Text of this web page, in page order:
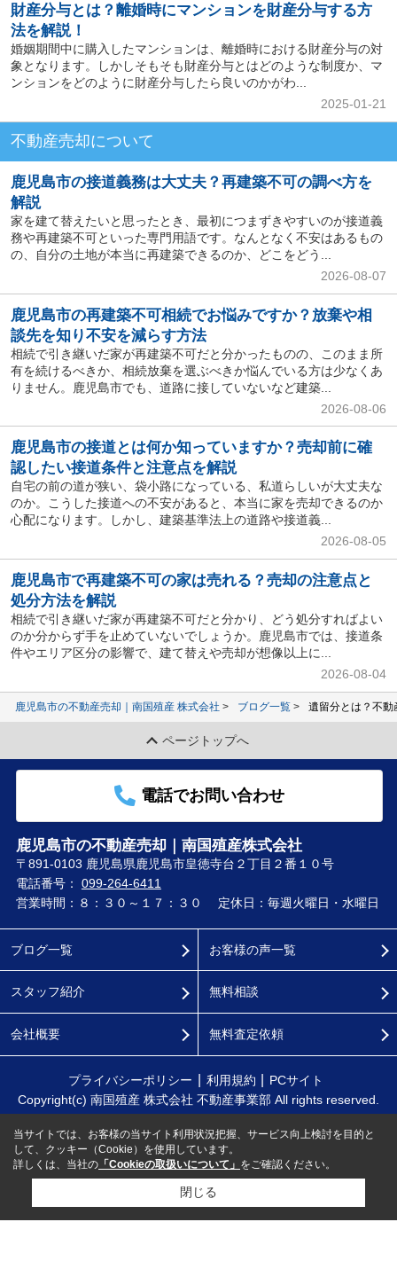
財産分与とは？離婚時にマンションを財産分与する方
法を解説！
婚姻期間中に購入したマンションは、離婚時における財産分与の対
象となります。しかしそもそも財産分与とはどのような制度か、マ
ンションをどのように財産分与したら良いのかがわ...
2025-01-21
不動産売却について
鹿児島市の接道義務は大丈夫？再建築不可の調べ方を
解説
家を建て替えたいと思ったとき、最初につまずきやすいのが接道義
務や再建築不可といった専門用語です。なんとなく不安はあるもの
の、自分の土地が本当に再建築できるのか、どこをどう...
2026-08-07
鹿児島市の再建築不可相続でお悩みですか？放棄や相
談先を知り不安を減らす方法
相続で引き継いだ家が再建築不可だと分かったものの、このまま所
有を続けるべきか、相続放棄を選ぶべきか悩んでいる方は少なくあ
りません。鹿児島市でも、道路に接していないなど建築...
2026-08-06
鹿児島市の接道とは何か知っていますか？売却前に確
認したい接道条件と注意点を解説
自宅の前の道が狭い、袋小路になっている、私道らしいが大丈夫な
のか。こうした接道への不安があると、本当に家を売却できるのか
心配になります。しかし、建築基準法上の道路や接道義...
2026-08-05
鹿児島市で再建築不可の家は売れる？売却の注意点と
処分方法を解説
相続で引き継いだ家が再建築不可だと分かり、どう処分すればよい
のか分からず手を止めていないでしょうか。鹿児島市では、接道条
件やエリア区分の影響で、建て替えや売却が想像以上に...
2026-08-04
鹿児島市の不動産売却｜南国殖産 株式会社 ブログ一覧 遺留分とは？不
ページトップへ
電話でお問い合わせ
鹿児島市の不動産売却｜南国殖産株式会社
〒891-0103 鹿児島県鹿児島市皇徳寺台２丁目２番１０号
電話番号： 099-264-6411
営業時間：８：３０～１７：３０
定休日：毎週火曜日・水曜日
ブログ一覧
スタッフ紹介
会社概要
お客様の声一覧
無料相談
無料査定依頼
プライバシーポリシー 利用規約
PCサイト
Copyright(c) 南国殖産 株式会社 不動産事業部 All rights reserved.
当サイトでは、お客様の当サイト利用状況把握、サービス向上検討を目的と
して、クッキー（Cookie）を使用しています。
詳しくは、当社の 「Cookieの取扱いについて」 をご確認ください。
閉じる